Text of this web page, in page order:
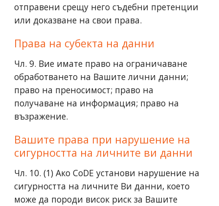
отправени срещу него съдебни претенции
или доказване на свои права.
Права на субекта на данни
Чл. 9. Вие имате право на ограничаване
обработването на Вашите лични данни;
право на преносимост; право на
получаване на информация; право на
възражение.
Вашите права при нарушение на
сигурността на личните ви данни
Чл. 10. (1) Ако CoDE установи нарушение на
сигурността на личните Ви данни, което
може да породи висок риск за Вашите